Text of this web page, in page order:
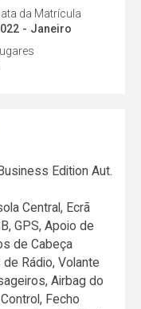
da Matrícula
- Janeiro
Lugares
Edition Aut.
Central, Ecrã
GPS, Apoio de
de Cabeça
Rádio, Volante
Airbag do
Fecho